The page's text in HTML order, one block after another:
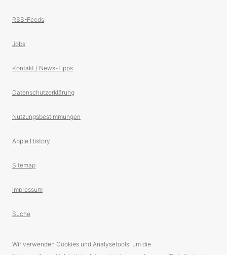
RSS-Feeds
Jobs
Kontakt / News-Tipps
Datenschutzerklärung
Nutzungsbestimmungen
Apple History
Sitemap
Impressum
Suche
Wir verwenden Cookies und Analysetools, um die